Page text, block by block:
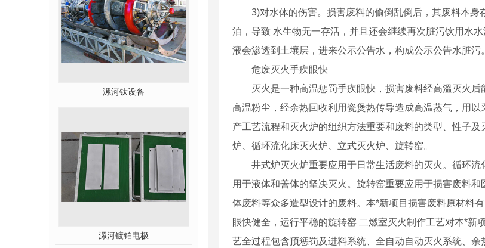
漯河钛设备
漯河镀铂电极
3)对水体的伤害。损害废料的偷倒乱倒后，其废料本身
泊，导致 水生物无一存活，并且还会继续再次脏污饮用水
液会渗透到土壤层，进来公示公告水，构成公示公告水脏污。
危废灭火手疾眼快
灭火是一种高温惩罚手疾眼快，损害废料经高溫灭火后
高温粉尘，经余热回收利用瓷煲热传导造成高温蒸气，用
产工艺流程和灭火炉的组织方法重要和废料的类型、性子
炉、循环流化床灭火炉、立式灭火炉、旋转窑。
井式炉灭火炉重要应用于日常生活废料的灭火。循环流
用于液体和善体的坚决灭火。旋转窑重要应用于损害废料
体废料等众多造型设计的废料。本*新项目损害废料原材料
眼快健全，运行平稳的旋转窑 二燃室灭火制作工艺对本*新
艺全过程包含预惩罚及进料系统、全自动自动灭火系统、